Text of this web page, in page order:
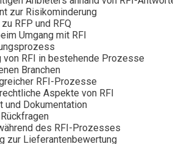
zur Risikominderung
RFP und RFQ
Umgang mit RFI
von RFI in bestehende Prozesse
Branchen
RFI-Prozesse
Aspekte von RFI
und Dokumentation
des RFI-Prozesses
zur Lieferantenbewertung